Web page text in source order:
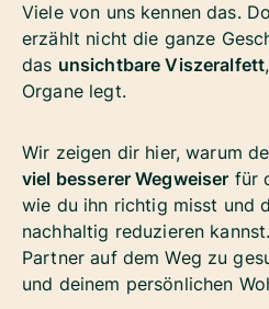
Viele von uns kennen das.
erzählt nicht die ganze
das unsichtbare Viszeralfett
Organe legt.
Wir zeigen dir hier, warum
viel besserer Wegweiser für
wie du ihn richtig misst und
nachhaltig reduzieren
Partner auf dem Weg zu
und deinem persönlichen